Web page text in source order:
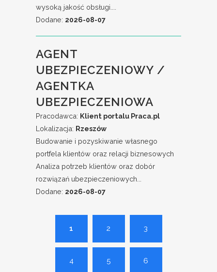
wysoką jakość obsługi....
Dodane: 2026-08-07
AGENT
UBEZPIECZENIOWY /
AGENTKA
UBEZPIECZENIOWA
Pracodawca: Klient portalu Praca.pl
Lokalizacja: Rzeszów
Budowanie i pozyskiwanie własnego
portfela klientów oraz relacji biznesowych
Analiza potrzeb klientów oraz dobór
rozwiązań ubezpieczeniowych...
Dodane: 2026-08-07
1 2 3
4 5 6